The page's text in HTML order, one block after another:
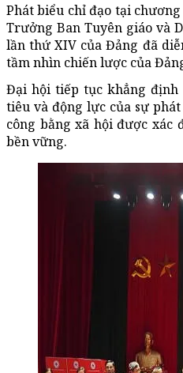
Phát biểu chỉ đạo tại
Trưởng Ban Tuyên giáo và
lần thứ XIV của Đảng đã
tầm nhìn chiến lược của
Đại hội tiếp tục khẳng định
tiêu và động lực của sự
công bằng xã hội được
bền vững.